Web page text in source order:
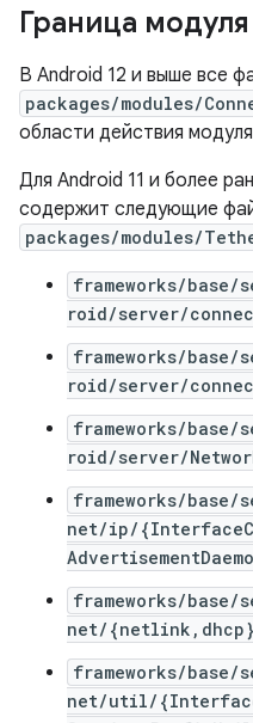
Граница модуля
В Android 12 и выше все
packages/modules/
области действия
Для Android 11 и более
содержит следующие
packages/modules/
frameworks/
roid/server/
frameworks/
roid/server/
frameworks/
roid/server/
frameworks/
net/ip/
frameworks/
net/
frameworks/
net/util/